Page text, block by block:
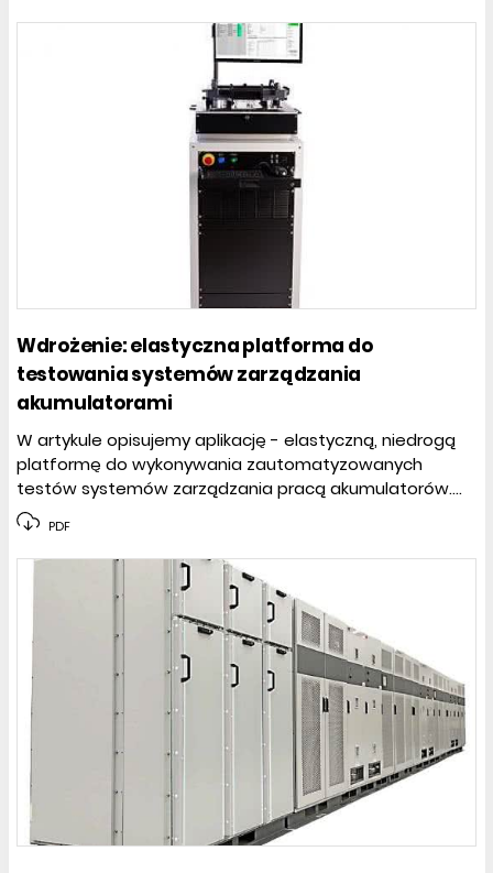
Wdrożenie: elastyczna platforma do
testowania systemów zarządzania
akumulatorami
W artykule opisujemy aplikację - elastyczną, niedrogą
platformę do wykonywania zautomatyzowanych
testów systemów zarządzania pracą akumulatorów....
PDF